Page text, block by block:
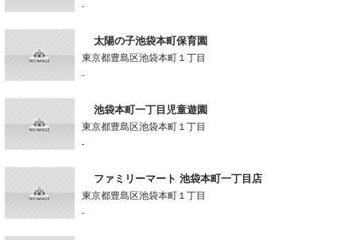
-
太陽の子池袋本町保育園
東京都豊島区池袋本町１丁目
-
池袋本町一丁目児童遊園
東京都豊島区池袋本町１丁目
-
ファミリーマート 池袋本町一丁目店
東京都豊島区池袋本町１丁目
-